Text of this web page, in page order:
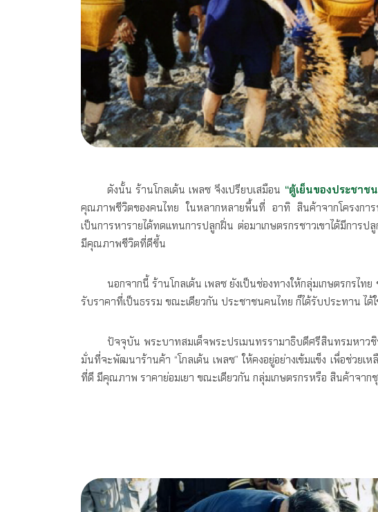
ดังนั้น ร้านโกลเด้น เพลซ จึงเปรียบเสมือน “ตู้เย็นของประชาช
คุณภาพชีวิตของคนไทย ในหลากหลายพื้นที่ อาทิ สินค้าจากโครงการ
เป็นการหารายได้ทดแทนการปลูกฝิ่น ต่อมาเกษตรกรชาวเขาได้มีการ
มีคุณภาพชีวิตที่ดีขึ้น
นอกจากนี้ ร้านโกลเด้น เพลซ ยังเป็นช่องทางให้กลุ่มเกษตรกรไ
รับราคาที่เป็นธรรม ขณะเดียวกัน ประชาชนคนไทย ก็ได้รับประทาน ไ
ปัจจุบัน พระบาทสมเด็จพระปรเมนทรรามาธิบดีศรีสินทรมหาว
มั่นที่จะพัฒนาร้านค้า “โกลเด้น เพลซ” ให้คงอยู่อย่างเข้มแข็ง เพื่อช่วย
ที่ดี มีคุณภาพ ราคาย่อมเยา ขณะเดียวกัน กลุ่มเกษตรกรหรือ สินค้าจาก